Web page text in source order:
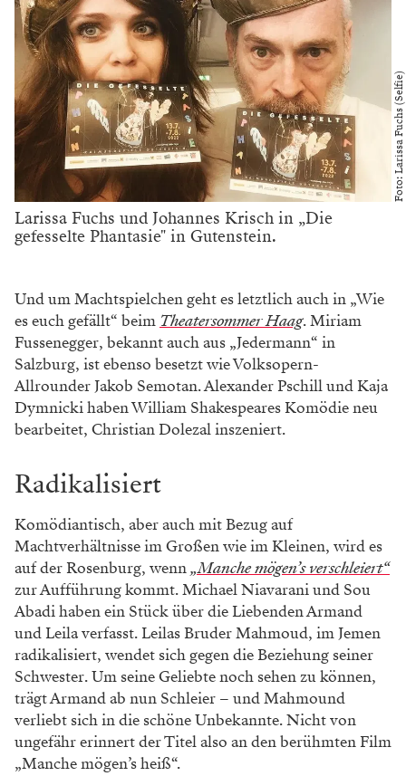
Foto: Larissa Fuchs (Selfie)
Larissa Fuchs und Johannes Krisch in „Die
gefesselte Phantasie" in Gutenstein.
Und um Machtspielchen geht es letztlich auch in „Wie
es euch gefällt“ beim Theatersommer Haag. Miriam
Fussenegger, bekannt auch aus „Jedermann“ in
Salzburg, ist ebenso besetzt wie Volksopern-
Allrounder Jakob Semotan. Alexander Pschill und Kaja
Dymnicki haben William Shakespeares Komödie neu
bearbeitet, Christian Dolezal inszeniert.
Radikalisiert
Komödiantisch, aber auch mit Bezug auf
Machtverhältnisse im Großen wie im Kleinen, wird es
auf der Rosenburg, wenn„Manche mögen’s verschleiert“
zur Aufführung kommt. Michael Niavarani und Sou
Abadi haben ein Stück über die Liebenden Armand
und Leila verfasst. Leilas Bruder Mahmoud, im Jemen
radikalisiert, wendet sich gegen die Beziehung seiner
Schwester. Um seine Geliebte noch sehen zu können,
trägt Armand ab nun Schleier – und Mahmound
verliebt sich in die schöne Unbekannte. Nicht von
ungefähr erinnert der Titel also an den berühmten Film
„Manche mögen’s heiß“.